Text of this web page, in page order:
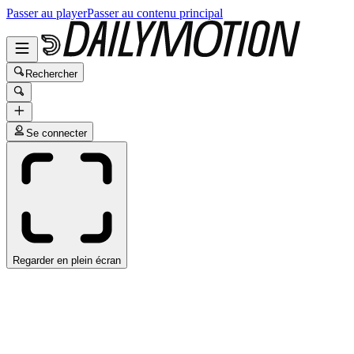
Passer au playerPasser au contenu principal
Rechercher
Se connecter
Regarder en plein écran